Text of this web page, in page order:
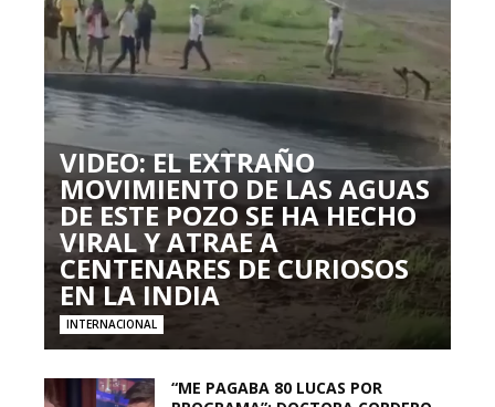
VIDEO: EL EXTRAÑO
MOVIMIENTO DE LAS AGUAS
DE ESTE POZO SE HA HECHO
VIRAL Y ATRAE A
CENTENARES DE CURIOSOS
EN LA INDIA
INTERNACIONAL
“ME PAGABA 80 LUCAS POR